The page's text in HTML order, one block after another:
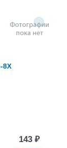
8X
143 ₽